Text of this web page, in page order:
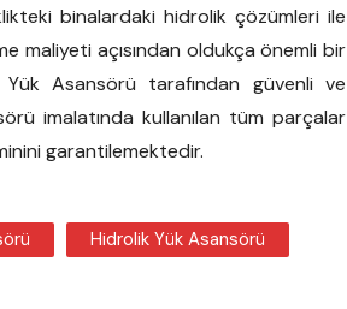
binalardaki hidrolik çözümleri ile
maliyeti açısından oldukça önemli bir
Asansörü tarafından güvenli ve
imalatında kullanılan tüm parçalar
garantilemektedir.
Hidrolik Yük Asansörü